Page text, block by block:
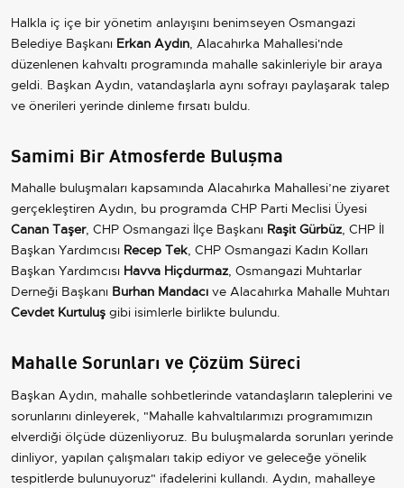
Halkla iç içe bir yönetim anlayışını benimseyen Osmangazi
Belediye Başkanı Erkan Aydın, Alacahırka Mahallesi'nde
düzenlenen kahvaltı programında mahalle sakinleriyle bir araya
geldi. Başkan Aydın, vatandaşlarla aynı sofrayı paylaşarak talep
ve önerileri yerinde dinleme fırsatı buldu.
Samimi Bir Atmosferde Buluşma
Mahalle buluşmaları kapsamında Alacahırka Mahallesi’ne ziyaret
gerçekleştiren Aydın, bu programda CHP Parti Meclisi Üyesi
Canan Taşer, CHP Osmangazi İlçe Başkanı Raşit Gürbüz, CHP İl
Başkan Yardımcısı Recep Tek, CHP Osmangazi Kadın Kolları
Başkan Yardımcısı Havva Hiçdurmaz, Osmangazi Muhtarlar
Derneği Başkanı Burhan Mandacı ve Alacahırka Mahalle Muhtarı
Cevdet Kurtuluş gibi isimlerle birlikte bulundu.
Mahalle Sorunları ve Çözüm Süreci
Başkan Aydın, mahalle sohbetlerinde vatandaşların taleplerini ve
sorunlarını dinleyerek, "Mahalle kahvaltılarımızı programımızın
elverdiği ölçüde düzenliyoruz. Bu buluşmalarda sorunları yerinde
dinliyor, yapılan çalışmaları takip ediyor ve geleceğe yönelik
tespitlerde bulunuyoruz" ifadelerini kullandı. Aydın, mahalleye